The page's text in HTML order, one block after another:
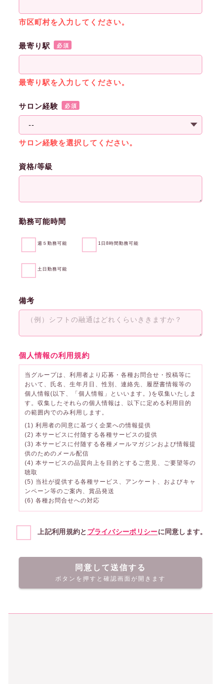
市区町村を入力してください。
最寄り駅 必須
最寄り駅を入力してください。
サロン経験 必須
サロン経験を選択してください。
資格/等級
勤務可能時間
週５勤務可能 1日8時間勤務可能
土日勤務可能
備考
個人情報の利用規約
当グループは、利用者より応募・各種お問合せ・投稿等に
おいて、氏名、生年月日、性別、連絡先、履歴書情報等の
個人情報(以下、「個人情報」といいます。)を収集いたしま
す。収集したそれらの個人情報は、以下に定める利用目的
の範囲内でのみ利用します。
(1) 利用者の同意に基づく企業への情報提供
(2) 本サービスに付随する各種サービスの提供
(3) 本サービスに付随する各種メールマガジンおよび情報提
供のためのメール配信
(4) 本サービスの品質向上を目的とするご意見、ご要望等の
聴取
(5) 当社が提供する各種サービス、アンケート、およびキャ
ンペーン等のご案内、賞品発送
(6) 各種お問合せへの対応
上記利用規約と プライバシーポリシーに同意します。
同意して送信する
ボタンを押すと確認画面が開きます